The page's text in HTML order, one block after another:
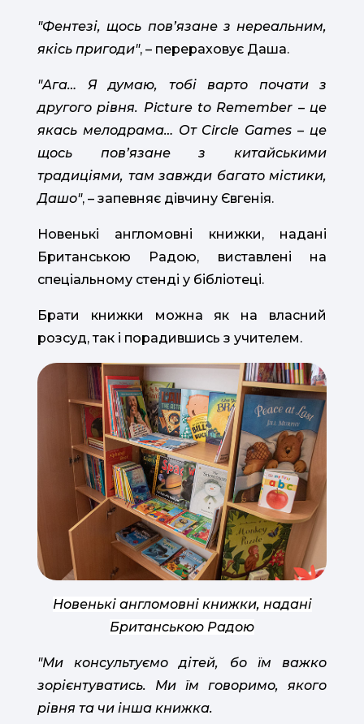
"Фентезі, щось повʼязане з нереальним,
якісь пригоди", – перераховує Даша.
"Ага… Я думаю, тобі варто почати з
другого рівня. Picture to Remember – це
якась мелодрама… От Circle Games – це
щось повʼязане з китайськими
традиціями, там завжди багато містики,
Дашо", – запевняє дівчину Євгенія.
Новенькі англомовні книжки, надані
Британською Радою, виставлені на
спеціальному стенді у бібліотеці.
Брати книжки можна як на власний
розсуд, так і порадившись з учителем.
Новенькі англомовні книжки, надані
Британською Радою
"Ми консультуємо дітей, бо їм важко
зорієнтуватись. Ми їм говоримо, якого
рівня та чи інша книжка.